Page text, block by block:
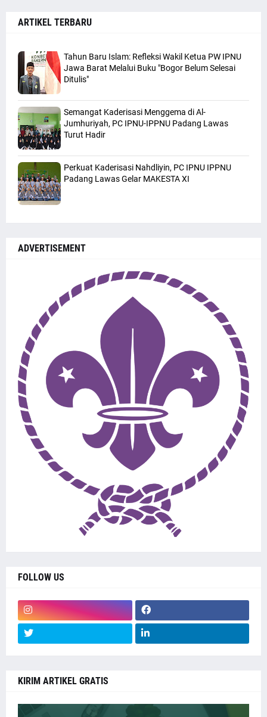
ARTIKEL TERBARU
Tahun Baru Islam: Refleksi Wakil Ketua PW IPNU
Jawa Barat Melalui Buku "Bogor Belum Selesai
Ditulis"
Semangat Kaderisasi Menggema di Al-
Jumhuriyah, PC IPNU-IPPNU Padang Lawas
Turut Hadir
Perkuat Kaderisasi Nahdliyin, PC IPNU IPPNU
Padang Lawas Gelar MAKESTA XI
ADVERTISEMENT
FOLLOW US
KIRIM ARTIKEL GRATIS